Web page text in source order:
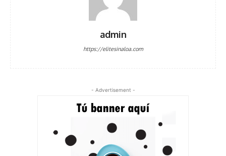
admin
https://elitesinaloa.com
- Advertisement -